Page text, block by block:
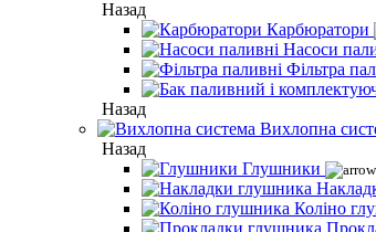
Назад
Карбюратори
Насоси
Фільтра
Назад
Вихлопна
Назад
Глушники
Коліно